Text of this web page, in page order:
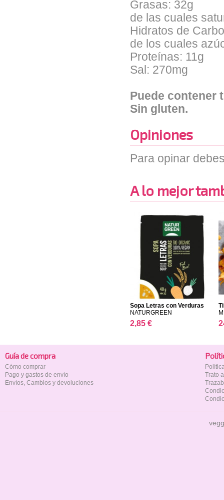
Grasas: 32g
de las cuales
Hidratos de
de los cuales
Proteínas: 11g
Sal: 270mg
Puede contener
Sin gluten.
Opiniones
Para opinar
A lo mejor
Sopa Letras con Verduras
NATURGREEN
2,85 €
Guía de compra
Cómo comprar
Pago y gastos de envío
Envíos, Cambios y devoluciones
Trato